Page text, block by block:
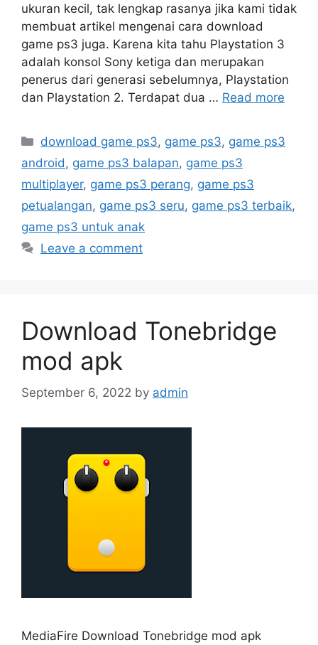
ukuran kecil, tak lengkap rasanya jika kami tidak
membuat artikel mengenai cara download
game ps3 juga. Karena kita tahu Playstation 3
adalah konsol Sony ketiga dan merupakan
penerus dari generasi sebelumnya, Playstation
dan Playstation 2. Terdapat dua … Read more
Categories
download game ps3, game ps3, game ps3
android, game ps3 balapan, game ps3
multiplayer, game ps3 perang, game ps3
petualangan, game ps3 seru, game ps3 terbaik,
game ps3 untuk anak
Leave a comment
Download Tonebridge
mod apk
September 6, 2022 by admin
MediaFire Download Tonebridge mod apk